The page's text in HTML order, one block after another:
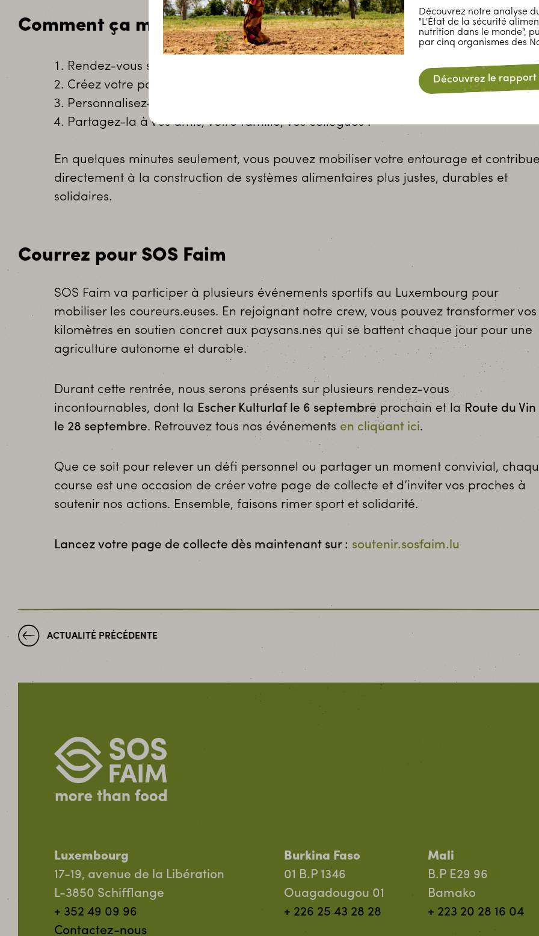
Comment ça marche ?
Rendez-vous sur :
Créez votre page de collecte en quelques clics
Personnalisez-la avec un message et une photo
Partagez-la à vos amis, votre famille, vos collègues !
En quelques minutes seulement, vous pouvez mobiliser votre entourage et
directement à la construction de systèmes alimentaires plus justes, durables et
solidaires.
Courrez pour SOS Faim
SOS Faim va participer à plusieurs événements sportifs au Luxembourg pour
mobiliser les coureurs.euses. En rejoignant notre crew, vous pouvez transformer vos
kilomètres en soutien concret aux paysans.nes qui se battent chaque jour pour une
agriculture autonome et durable.
Durant cette rentrée, nous serons présents sur plusieurs rendez-vous
incontournables, dont la Escher Kulturlaf le 6 septembreprochain et la Route du Vin
le 28 septembre. Retrouvez tous nos événements en cliquant ici.
Que ce soit pour relever un défi personnel ou partager un moment convivial,
course est une occasion de créer votre page de collecte et d’inviter vos proches à
soutenir nos actions. Ensemble, faisons rimer sport et solidarité.
Lancez votre page de collecte dès maintenant sur : soutenir.sosfaim.lu
ACTUALITÉ PRÉCÉDENTE
Luxembourg
17-19, avenue de la Libération
L-3850 Schifflange
+ 352 49 09 96
Contactez-nous
Burkina Faso
01 B.P 1346
Ouagadougou 01
+ 226 25 43 28 28
Mali
B.P E29 96
Bamako
+ 223 20 28 16 04
Découvrez notre analyse
"L'État de la sécurité
nutrition dans le monde",
par cinq organismes des
Découvrez le rapport